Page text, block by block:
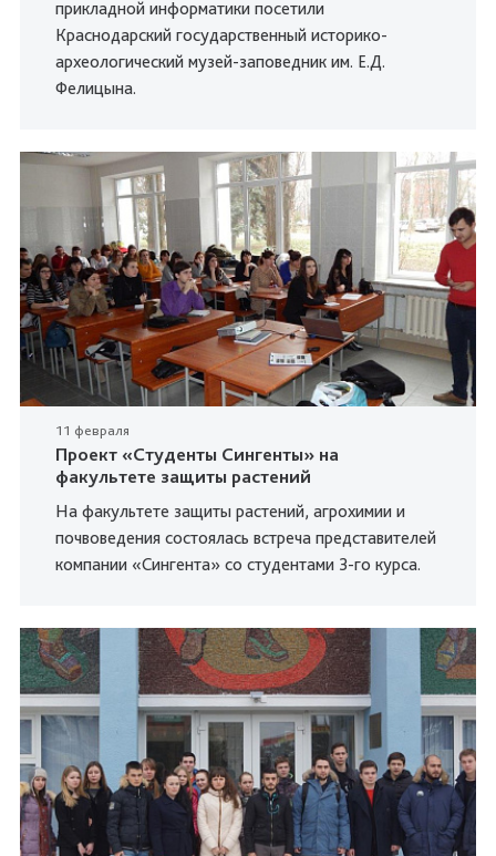
прикладной информатики посетили
Краснодарский государственный историко-
археологический музей-заповедник им. Е.Д.
Фелицына.
11 февраля
Проект «Студенты Сингенты» на
факультете защиты растений
На факультете защиты растений, агрохимии и
почвоведения состоялась встреча представителей
компании «Сингента» со студентами 3-го курса.